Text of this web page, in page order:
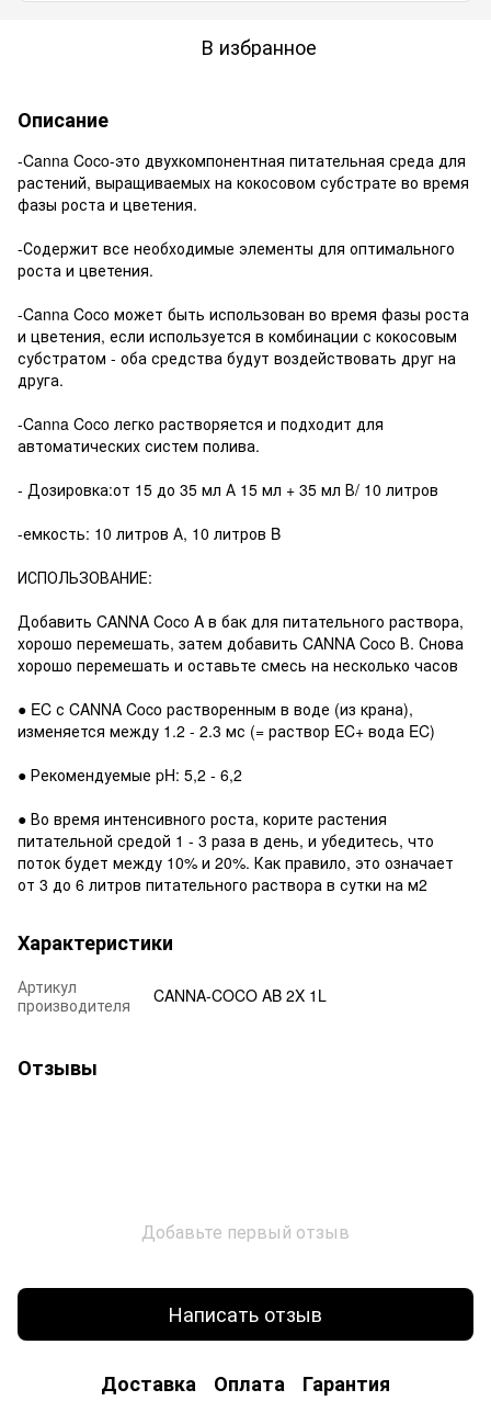
В избранное
Описание
-Canna Coco-это двухкомпонентная питательная среда для
растений, выращиваемых на кокосовом субстрате во время
фазы роста и цветения.
-Содержит все необходимые элементы для оптимального
роста и цветения.
-Canna Coco может быть использован во время фазы роста
и цветения, если используется в комбинации с кокосовым
субстратом - оба средства будут воздействовать друг на
друга.
-Canna Coco легко растворяется и подходит для
автоматических систем полива.
- Дозировка:от 15 до 35 мл А 15 мл + 35 мл В/ 10 литров
-емкость: 10 литров А, 10 литров B
ИСПОЛЬЗОВАНИЕ:
Добавить CANNA Coco A в бак для питательного раствора,
хорошо перемешать, затем добавить CANNA Coco В. Снова
хорошо перемешать и оставьте смесь на несколько часов
● EC с CANNA Coco растворенным в воде (из крана),
изменяется между 1.2 - 2.3 мс (= раствор EC+ вода EC)
● Рекомендуемые pH: 5,2 - 6,2
● Во время интенсивного роста, корите растения
питательной средой 1 - 3 раза в день, и убедитесь, что
поток будет между 10% и 20%. Как правило, это означает
от 3 до 6 литров питательного раствора в сутки на м2
Характеристики
Артикул
производителя
CANNA-COCO AB 2X 1L
Отзывы
Добавьте первый отзыв
Написать отзыв
Доставка Оплата Гарантия